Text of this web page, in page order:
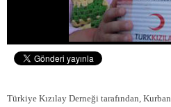
Türkiye Kızılay Derneği tarafından,